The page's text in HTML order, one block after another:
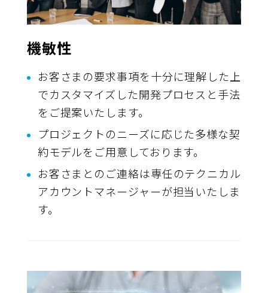
機敏性
お客さまの要求事項を十分に理解した上
でカスタマイズした開発プロセスと手法
をご提案いたします。
プロジェクトのニーズに応じた多様な契
約モデルをご用意しております。
お客さまとのご連絡は専任のテクニカル
アカウントマネージャーが担当いたしま
す。